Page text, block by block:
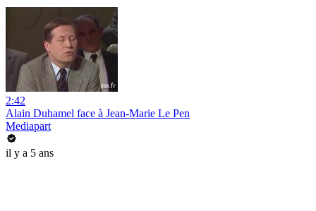
2:42
Alain Duhamel face à Jean-Marie Le Pen
Mediapart
il y a 5 ans